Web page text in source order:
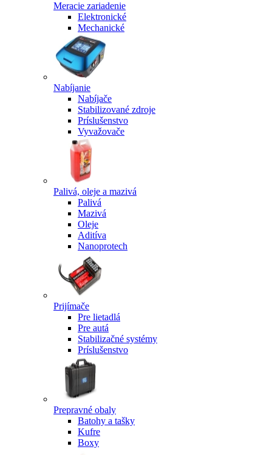
Meracie zariadenie
Elektronické
Mechanické
Nabíjanie
Nabíjače
Stabilizované zdroje
Príslušenstvo
Vyvažovače
Palivá, oleje a mazivá
Palivá
Mazivá
Oleje
Aditíva
Nanoprotech
Prijímače
Pre lietadlá
Pre autá
Stabilizačné systémy
Príslušenstvo
Prepravné obaly
Batohy a tašky
Kufre
Boxy